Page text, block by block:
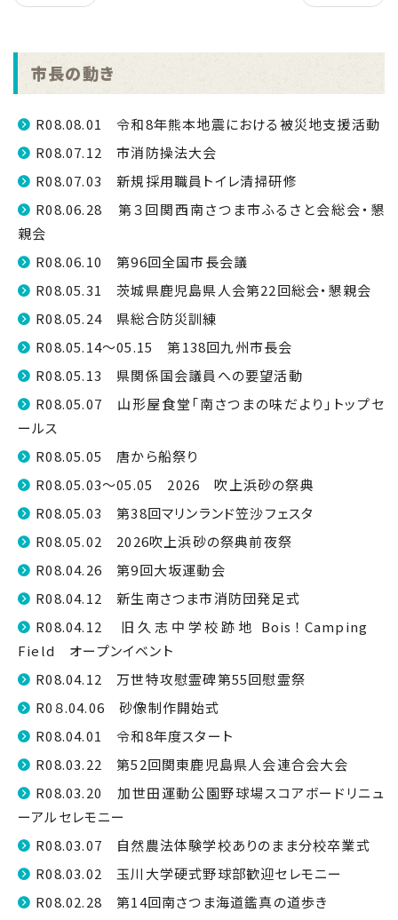
市長の動き
R08.08.01 令和8年熊本地震における被災地支援活動
R08.07.12 市消防操法大会
R08.07.03 新規採用職員トイレ清掃研修
R08.06.28 第３回関西南さつま市ふるさと会総会・懇
親会
R08.06.10 第96回全国市長会議
R08.05.31 茨城県鹿児島県人会第22回総会・懇親会
R08.05.24 県総合防災訓練
R08.05.14～05.15 第138回九州市長会
R08.05.13 県関係国会議員への要望活動
R08.05.07 山形屋食堂「南さつまの味だより」トップセ
ールス
R08.05.05 唐から船祭り
R08.05.03～05.05 2026 吹上浜砂の祭典
R08.05.03 第38回マリンランド笠沙フェスタ
R08.05.02 2026吹上浜砂の祭典前夜祭
R08.04.26 第9回大坂運動会
R08.04.12 新生南さつま市消防団発足式
R08.04.12 旧久志中学校跡地 Bois！Camping
Field オープンイベント
R08.04.12 万世特攻慰霊碑第55回慰霊祭
R0８.04.06 砂像制作開始式
R08.04.01 令和8年度スタート
R08.03.22 第52回関東鹿児島県人会連合会大会
R08.03.20 加世田運動公園野球場スコアボードリニュ
ーアルセレモニー
R08.03.07 自然農法体験学校ありのまま分校卒業式
R08.03.02 玉川大学硬式野球部歓迎セレモニー
R08.02.28 第14回南さつま海道鑑真の道歩き